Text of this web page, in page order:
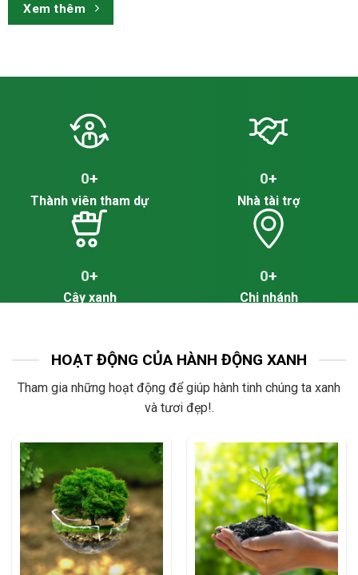
Xem thêm
0+
Thành viên tham dự
0+
Nhà tài trợ
0+
Cây xanh
0+
Chi nhánh
HOẠT ĐỘNG CỦA HÀNH ĐỘNG XANH
Tham gia những hoạt động để giúp hành tinh chúng ta xanh
và tươi đẹp!.